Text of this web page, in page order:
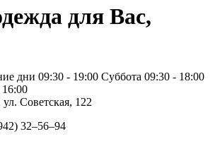
для Вас,
дни 09:30 - 19:00 Суббота 09:30 - 18:00
16:00
Советская, 122
32‒56‒94